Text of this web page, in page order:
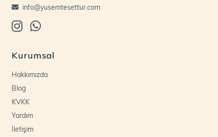
info@yusemtesettur.com
Kurumsal
Hakkımızda
Blog
KVKK
Yardım
İletişim